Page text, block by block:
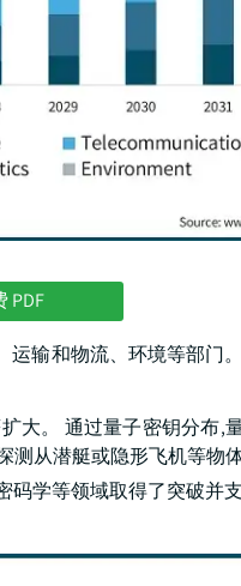
PDF
输和物流、环境等部门
大。 通过量子密钥分布,
从潜艇或隐形飞机等物
学等领域取得了突破并